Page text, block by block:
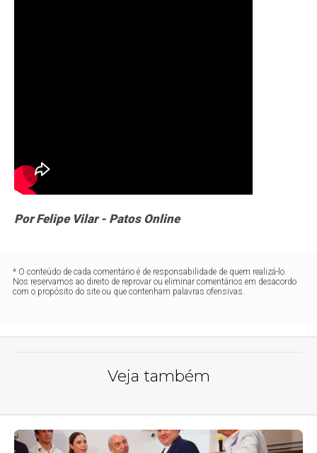
Por Felipe Vilar - Patos Online
* O conteúdo de cada comentário é de responsabilidade de quem realizá-lo.
Nos reservamos ao direito de reprovar ou eliminar comentários em desacordo
com o propósito do site ou que contenham palavras ofensivas.
Veja também